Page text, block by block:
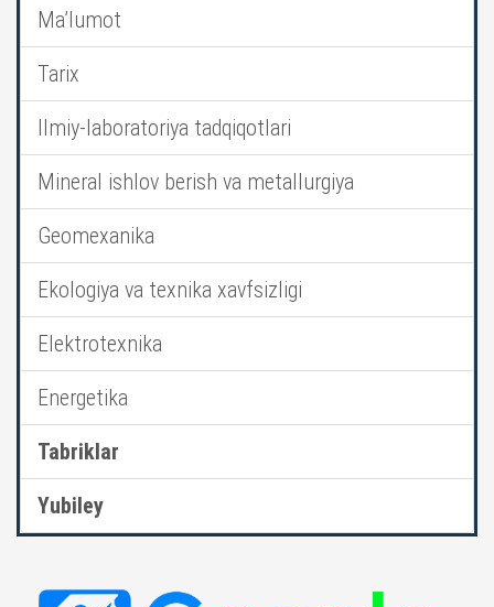
Ma’lumot
Tarix
Ilmiy-laboratoriya tadqiqotlari
Mineral ishlov berish va metallurgiya
Geomexanika
Ekologiya va texnika xavfsizligi
Elektrotexnika
Energetika
Tabriklar
Yubiley